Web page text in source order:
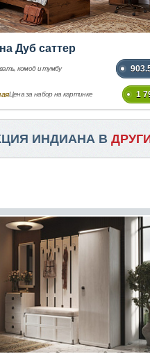
Дуб саттер
комод и тумбу
Цена за набор на картинке 1
ИНДИАНА В